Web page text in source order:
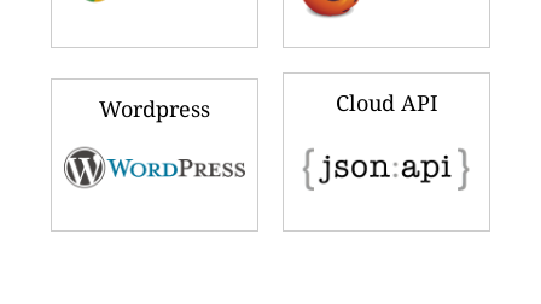
Wordpress Cloud API